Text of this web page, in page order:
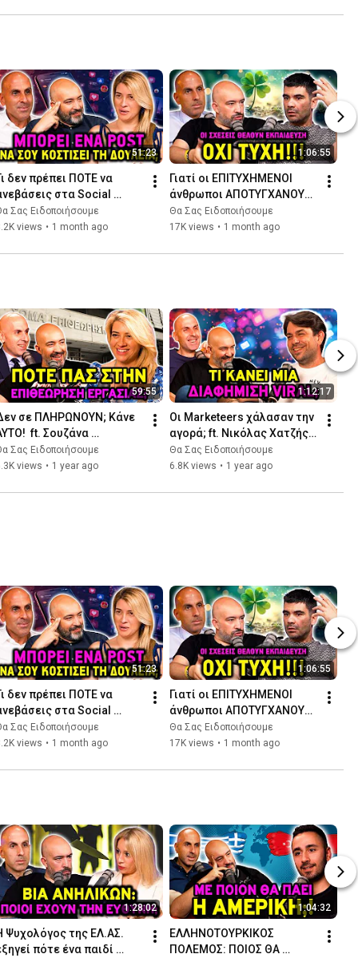
51:23
δεν πρέπει ΠΟΤΕ να
στα Social
ft. Σουζάνα
| Θα Σας
Σας Ειδοποιήσουμε
views • 1 month ago
1:06:55
Γιατί oι ΕΠΙΤΥΧΗΜΕΝΟΙ
άνθρωποι ΑΠΟΤΥΓΧΑΝΟΥΝ
στις σχέσεις ft Χρήστος
Παπανίκας | Θα Σας
Θα Σας Ειδοποιήσουμε
17K views • 1 month ago
59:55
σε ΠΛΗΡΩΝΟΥΝ; Κάνε
ft. Σουζάνα
| Θα Σας
🔔
Σας Ειδοποιήσουμε
views • 1 year ago
1:12:17
Οι Marketeers χάλασαν την
αγορά; ft. Νικόλας Χατζής |
Θα Σας Ειδοποιήσουμε 🔔
Θα Σας Ειδοποιήσουμε
6.8K views • 1 year ago
51:23
δεν πρέπει ΠΟΤΕ να
στα Social
ft. Σουζάνα
| Θα Σας
Σας Ειδοποιήσουμε
views • 1 month ago
1:06:55
Γιατί oι ΕΠΙΤΥΧΗΜΕΝΟΙ
άνθρωποι ΑΠΟΤΥΓΧΑΝΟΥΝ
στις σχέσεις ft Χρήστος
Παπανίκας | Θα Σας
Θα Σας Ειδοποιήσουμε
17K views • 1 month ago
1:28:02
Ψυχολόγος της ΕΛ.ΑΣ.
πότε ένα παιδί
1:04:32
ΕΛΛΗΝΟΤΟΥΡΚΙΚΟΣ
ΠΟΛΕΜΟΣ: ΠΟΙΟΣ ΘΑ